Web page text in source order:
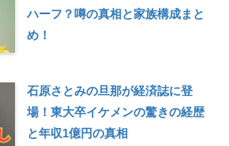
ハーフ？噂の真相と家族構成まと
め！
石原さとみの旦那が経済誌に登
場！東大卒イケメンの驚きの経歴
と年収1億円の真相